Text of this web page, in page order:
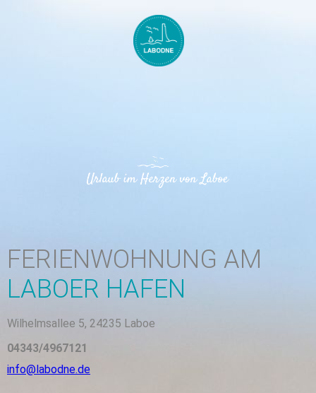
FERIENWOHNUNG AM
LABOER HAFEN
Wilhelmsallee 5, 24235 Laboe
04343/4967121
info@labodne.de